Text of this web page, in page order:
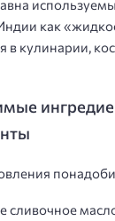
как
в кулинарии,
сливочное